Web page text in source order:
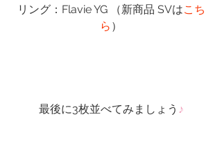
リング：Flavie YG （新商品 SVはこち
ら ）
最後に3枚並べてみましょう ♪